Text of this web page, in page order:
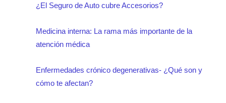
¿El Seguro de Auto cubre Accesorios?
Medicina interna: La rama más importante de la
atención médica
Enfermedades crónico degenerativas- ¿Qué son y
cómo te afectan?